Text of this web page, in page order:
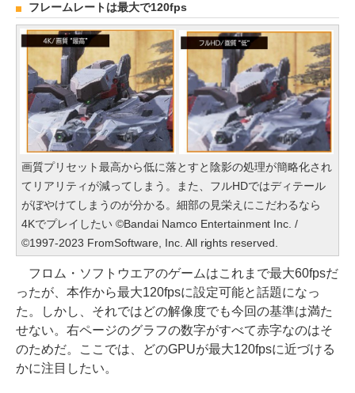
フレームレートは最大で120fps
画質プリセット最高から低に落とすと陰影の処理が簡略化され
てリアリティが減ってしまう。また、フルHDではディテール
がぼやけてしまうのが分かる。細部の見栄えにこだわるなら
4Kでプレイしたい ©Bandai Namco Entertainment Inc. /
©1997-2023 FromSoftware, Inc. All rights reserved.
フロム・ソフトウエアのゲームはこれまで最大60fpsだ
ったが、本作から最大120fpsに設定可能と話題になっ
た。しかし、それではどの解像度でも今回の基準は満た
せない。右ページのグラフの数字がすべて赤字なのはそ
のためだ。ここでは、どのGPUが最大120fpsに近づける
かに注目したい。